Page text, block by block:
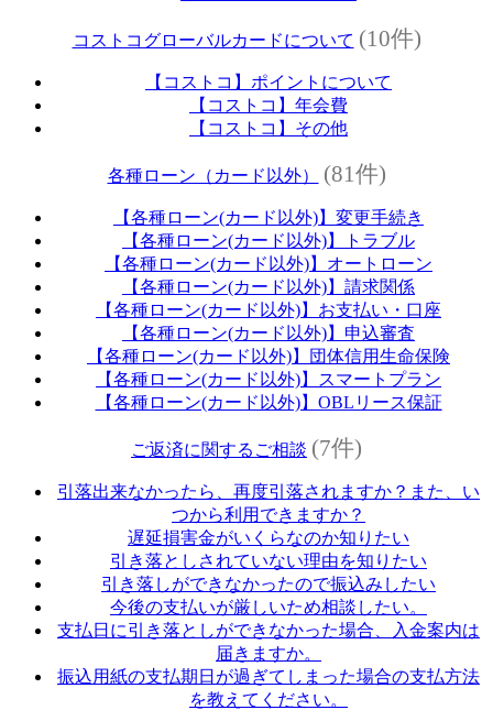
コストコグローバルカードについて (10件)
【コストコ】ポイントについて
【コストコ】年会費
【コストコ】その他
各種ローン（カード以外） (81件)
【各種ローン(カード以外)】変更手続き
【各種ローン(カード以外)】トラブル
【各種ローン(カード以外)】オートローン
【各種ローン(カード以外)】請求関係
【各種ローン(カード以外)】お支払い・口座
【各種ローン(カード以外)】申込審査
【各種ローン(カード以外)】団体信用生命保険
【各種ローン(カード以外)】スマートプラン
【各種ローン(カード以外)】OBLリース保証
ご返済に関するご相談 (7件)
引落出来なかったら、再度引落されますか？また、い
つから利用できますか？
遅延損害金がいくらなのか知りたい
引き落としされていない理由を知りたい
引き落しができなかったので振込みしたい
今後の支払いが厳しいため相談したい。
支払日に引き落としができなかった場合、入金案内は
届きますか。
振込用紙の支払期日が過ぎてしまった場合の支払方法
を教えてください。